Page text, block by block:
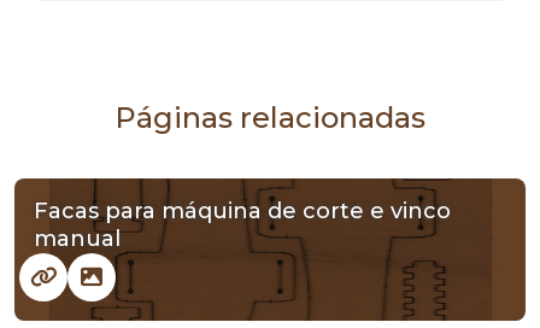
Páginas relacionadas
Facas para máquina de corte e vinco
manual